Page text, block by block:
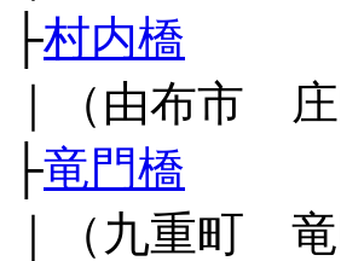
├村内橋
｜（由布市
├竜門橋
｜（九重町 竜